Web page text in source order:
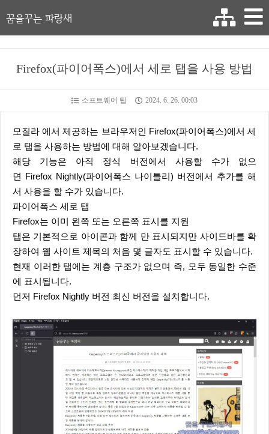
꿈을꾸는 파랑새
Firefox(파이어폭스)에서 세로 탭을 사용 방법
소프트웨어 팁 2024. 6. 26. 00:03
모질라 에서 제공하는 브라우저인 Firefox(파이어폭스)에서 세
로 탭을 사용하는 방법에 대해 알아보겠습니다.
해당 기능은 아직 정식 버전에서 사용할 수가 없으
면 Firefox Nightly(파이어폭스 나이틀리) 버전에서 추가를 해
서 사용을 할 수가 있습니다.
파이어폭스 세로 탭
Firefox는 이미 왼쪽 또는 오른쪽 표시를 지원
탭은 기본적으로 아이콘과 함께 만 표시되지만 사이드바를 확
장하여 웹 사이트 제목의 처음 몇 글자도 표시할 수 있습니다.
현재 이러한 탭에는 계층 구조가 없으며 즉, 모두 동일한 수준
에 표시됩니다.
먼저 Firefox Nightly 버전 최신 버전을 설치합니다.